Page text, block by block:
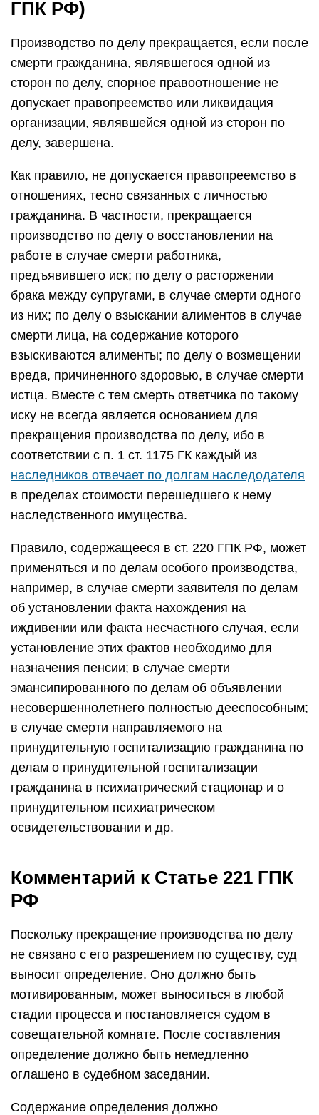
ГПК РФ)
Производство по делу прекращается, если после
смерти гражданина, являвшегося одной из
сторон по делу, спорное правоотношение не
допускает правопреемство или ликвидация
организации, являвшейся одной из сторон по
делу, завершена.
Как правило, не допускается правопреемство в
отношениях, тесно связанных с личностью
гражданина. В частности, прекращается
производство по делу о восстановлении на
работе в случае смерти работника,
предъявившего иск; по делу о расторжении
брака между супругами, в случае смерти одного
из них; по делу о взыскании алиментов в случае
смерти лица, на содержание которого
взыскиваются алименты; по делу о возмещении
вреда, причиненного здоровью, в случае смерти
истца. Вместе с тем смерть ответчика по такому
иску не всегда является основанием для
прекращения производства по делу, ибо в
соответствии с п. 1 ст. 1175 ГК каждый из
наследников отвечает по долгам наследодателя
в пределах стоимости перешедшего к нему
наследственного имущества.
Правило, содержащееся в ст. 220 ГПК РФ, может
применяться и по делам особого производства,
например, в случае смерти заявителя по делам
об установлении факта нахождения на
иждивении или факта несчастного случая, если
установление этих фактов необходимо для
назначения пенсии; в случае смерти
эмансипированного по делам об объявлении
несовершеннолетнего полностью дееспособным;
в случае смерти направляемого на
принудительную госпитализацию гражданина по
делам о принудительной госпитализации
гражданина в психиатрический стационар и о
принудительном психиатрическом
освидетельствовании и др.
Комментарий к Статье 221 ГПК
РФ
Поскольку прекращение производства по делу
не связано с его разрешением по существу, суд
выносит определение. Оно должно быть
мотивированным, может выноситься в любой
стадии процесса и постановляется судом в
совещательной комнате. После составления
определение должно быть немедленно
оглашено в судебном заседании.
Содержание определения должно